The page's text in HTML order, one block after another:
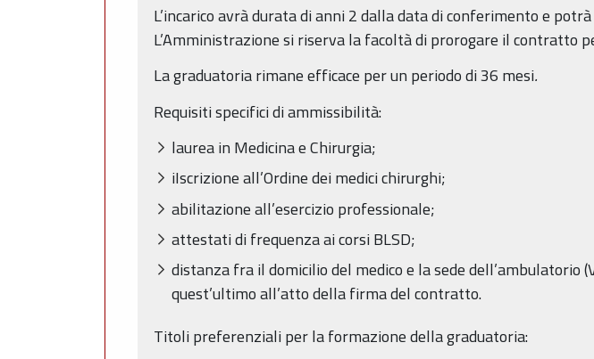
L’incarico avrà durata di anni 2 dalla data di conferimento e
L’Amministrazione si riserva la facoltà di prorogare il contratto
La graduatoria rimane efficace per un periodo di 36 mesi.
Requisiti specifici di ammissibilità:
laurea in Medicina e Chirurgia;
iIscrizione all’Ordine dei medici chirurghi;
abilitazione all’esercizio professionale;
attestati di frequenza ai corsi BLSD;
distanza fra il domicilio del medico e la sede dell’ambulatorio
quest’ultimo all’atto della firma del contratto.
Titoli preferenziali per la formazione della graduatoria: